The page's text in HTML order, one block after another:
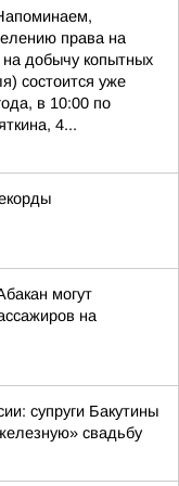
права на
добычу копытных
состоится уже
в 10:00 по
4...
могут
на
супруги Бакутины
свадьбу